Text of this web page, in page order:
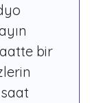
bir